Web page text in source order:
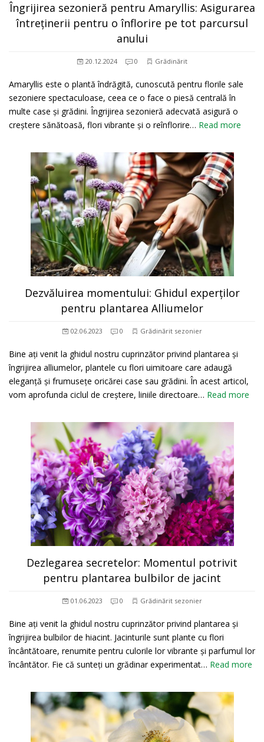
Îngrijirea sezonieră pentru Amaryllis: Asigurarea
întreținerii pentru o înflorire pe tot parcursul
anului
20.12.2024 0 Grădinărit
Amaryllis este o plantă îndrăgită, cunoscută pentru florile sale
sezoniere spectaculoase, ceea ce o face o piesă centrală în
multe case și grădini. Îngrijirea sezonieră adecvată asigură o
creștere sănătoasă, flori vibrante și o reînflorire… Read more
Dezvăluirea momentului: Ghidul experților
pentru plantarea Alliumelor
02.06.2023 0 Grădinărit sezonier
Bine ați venit la ghidul nostru cuprinzător privind plantarea și
îngrijirea alliumelor, plantele cu flori uimitoare care adaugă
eleganță și frumusețe oricărei case sau grădini. În acest articol,
vom aprofunda ciclul de creștere, liniile directoare… Read more
Dezlegarea secretelor: Momentul potrivit
pentru plantarea bulbilor de jacint
01.06.2023 0 Grădinărit sezonier
Bine ați venit la ghidul nostru cuprinzător privind plantarea și
îngrijirea bulbilor de hiacint. Jacinturile sunt plante cu flori
încântătoare, renumite pentru culorile lor vibrante și parfumul lor
încântător. Fie că sunteți un grădinar experimentat… Read more